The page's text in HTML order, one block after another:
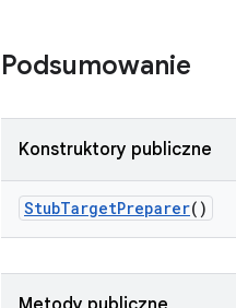
Podsumowanie
Konstruktory publiczne
StubTargetPreparer()